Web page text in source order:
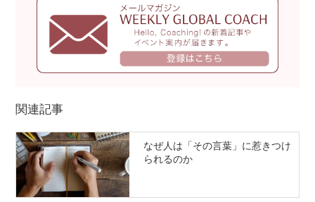
関連記事
なぜ人は「その言葉」に惹きつけ
られるのか